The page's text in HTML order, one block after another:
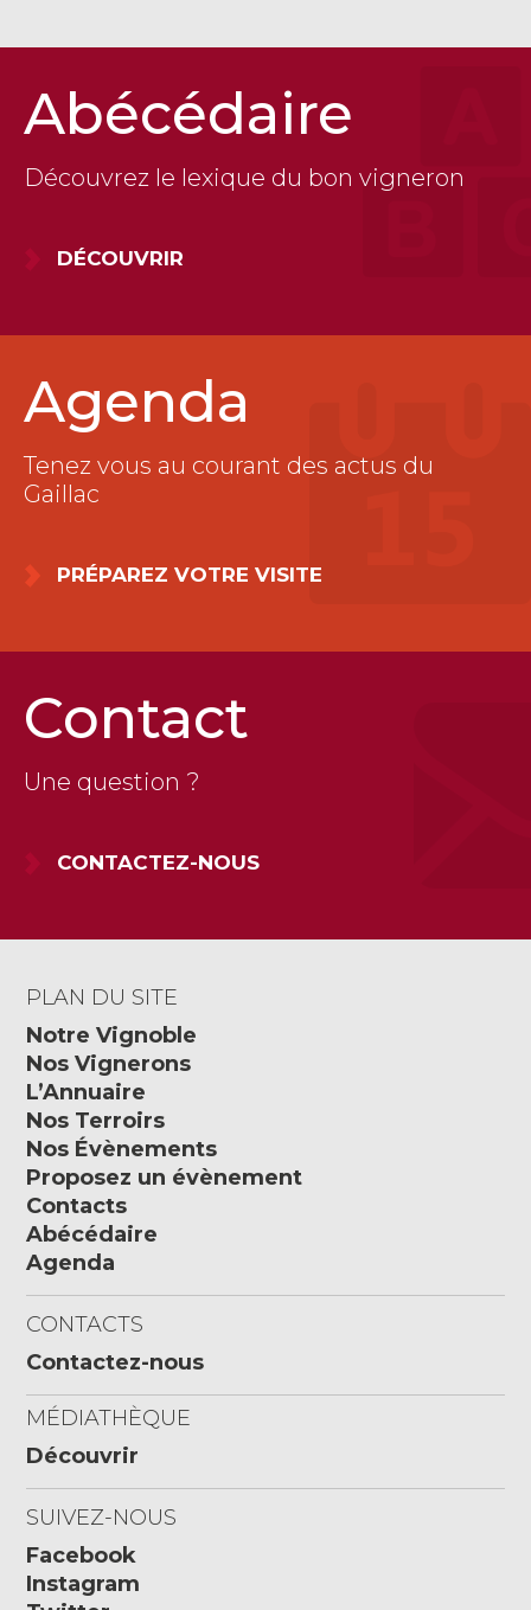
Abécédaire
Découvrez le lexique du bon vigneron
DÉCOUVRIR
Agenda
Tenez vous au courant des actus du
Gaillac
PRÉPAREZ VOTRE VISITE
Contact
Une question ?
CONTACTEZ-NOUS
PLAN DU SITE
Notre Vignoble
Nos Vignerons
L’Annuaire
Nos Terroirs
Nos Évènements
Proposez un évènement
Contacts
Abécédaire
Agenda
CONTACTS
Contactez-nous
MÉDIATHÈQUE
Découvrir
SUIVEZ-NOUS
Facebook
Instagram